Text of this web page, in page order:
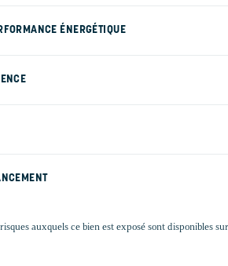
ÉNERGÉTIQUE
auxquels ce bien est exposé sont disponibles